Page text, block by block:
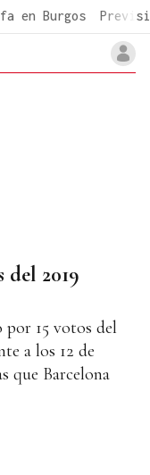
en Burgos
del 2019
por 15 votos del
a los 12 de
que Barcelona